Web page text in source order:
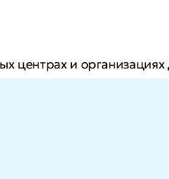
центрах и
уровень дохода